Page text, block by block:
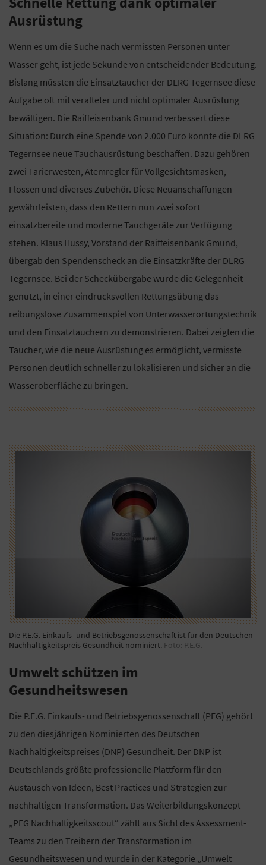
Ausrüstung
Wenn es um die Suche nach vermissten Personen unter
Wasser geht, ist jede Sekunde von entscheidender Bedeutung.
Bislang müssten die Einsatztaucher der DLRG Tegernsee diese
Aufgabe oft mit veralteter und nicht optimaler Ausrüstung
bewältigen. Die Raiffeisenbank Gmund verbessert diese
Situation: Durch eine Spende von 2.000 Euro konnte die DLRG
Tegernsee neue Tauchausrüstung beschaffen. Dazu gehören
zwei Tarierwesten, Atemregler für Vollgesichtsmasken,
Flossen und diverses Zubehör. Diese Neuanschaffungen
gewährleisten, dass den Rettern nun zwei sofort
einsatzbereite und moderne Tauchgeräte zur Verfügung
stehen. Klaus Hussy, Vorstand der Raiffeisenbank Gmund,
übergab den Spendenscheck an die Einsatzkräfte der DLRG
Tegernsee. Bei der Scheckübergabe wurde die Gelegenheit
genutzt, in einer eindrucksvollen Rettungsübung das
reibungslose Zusammenspiel von Unterwasserortungstechnik
und den Einsatztauchern zu demonstrieren. Dabei zeigten die
Taucher, wie die neue Ausrüstung es ermöglicht, vermisste
Personen deutlich schneller zu lokalisieren und sicher an die
Wasseroberfläche zu bringen.
Die P.E.G. Einkaufs- und Betriebsgenossenschaft ist für den Deutschen
Nachhaltigkeitspreis Gesundheit nominiert. Foto: P.E.G.
Umwelt schützen im
Gesundheitswesen
Die P.E.G. Einkaufs- und Betriebsgenossenschaft (PEG) gehört
zu den diesjährigen Nominierten des Deutschen
Nachhaltigkeitspreises (DNP) Gesundheit. Der DNP ist
Deutschlands größte professionelle Plattform für den
Austausch von Ideen, Best Practices und Strategien zur
nachhaltigen Transformation. Das Weiterbildungskonzept
„PEG Nachhaltigkeitsscout“ zählt aus Sicht des Assessment-
Teams zu den Treibern der Transformation im
Gesundheitswesen und wurde in der Kategorie „Umwelt